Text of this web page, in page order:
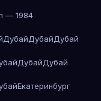
— 1984
ДубайДубайДубай
ДубайДубай
Екатеринбург